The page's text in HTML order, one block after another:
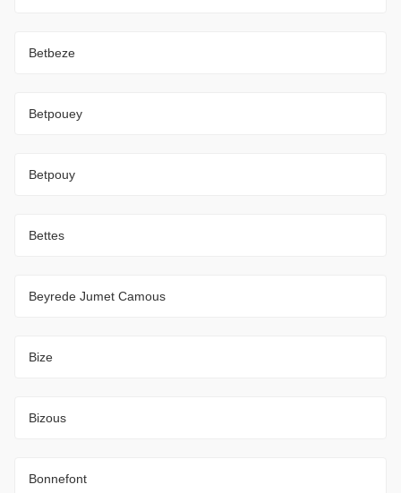
Betbeze
Betpouey
Betpouy
Bettes
Beyrede Jumet Camous
Bize
Bizous
Bonnefont